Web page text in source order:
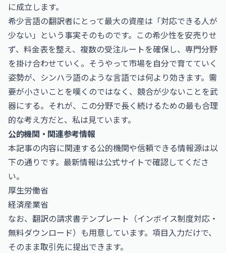
に成立します。
希少言語の翻訳者にとって最大の資産は「対応できる人が
少ない」という事実そのものです。この希少性を安売りせ
ず、料金表を整え、複数の受注ルートを確保し、専門分野
を掛け合わせていく。そうやって市場を自分で育てていく
姿勢が、シンハラ語のような言語では何より効きます。需
要が小さいことを嘆くのではなく、競合が少ないことを武
器にする。それが、この分野で長く続けるための最も合理
的な考え方だと、私は見ています。
公的機関・関連参考情報
本記事の内容に関連する公的機関や信頼できる情報源は以
下の通りです。最新情報は公式サイトで確認してくださ
い。
厚生労働省
経済産業省
なお、 翻訳の請求書テンプレート（インボイス制度対応・
無料ダウンロード） も用意しています。項目入力だけで、
そのまま取引先に提出できます。